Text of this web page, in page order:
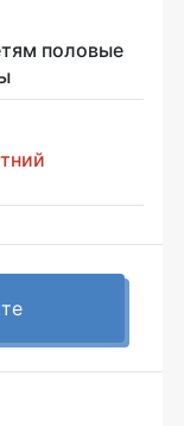
половые